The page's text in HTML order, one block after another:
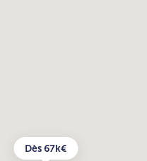
Dès 67k€